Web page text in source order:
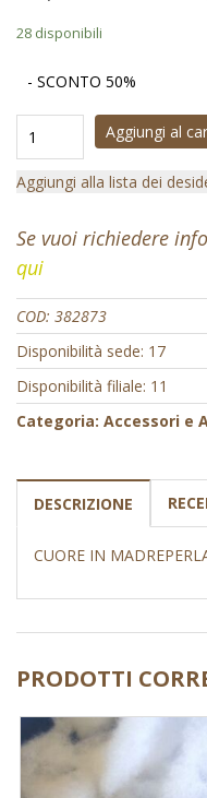
28 disponibili
- SCONTO 50%
Aggiungi al
Aggiungi alla lista dei
Se vuoi richiedere
qui
COD: 382873
Disponibilità sede: 17
Disponibilità filiale: 11
Categoria: Accessori e
DESCRIZIONE
CUORE IN
PRODOTTI